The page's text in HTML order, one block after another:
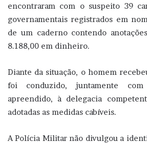
encontraram com o suspeito 39
governamentais registrados em
de um caderno contendo
8.188,00 em dinheiro.
Diante da situação, o homem
foi conduzido, juntamente
apreendido, à delegacia
adotadas as medidas cabíveis.
A Polícia Militar não divulgou a